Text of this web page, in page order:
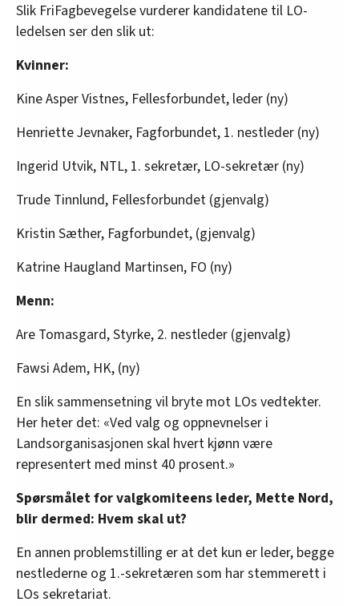
Slik FriFagbevegelse vurderer kandidatene til LO-
ledelsen ser den slik ut:
Kvinner:
Kine Asper Vistnes, Fellesforbundet, leder (ny)
Henriette Jevnaker, Fagforbundet, 1. nestleder (ny)
Ingerid Utvik, NTL, 1. sekretær, LO-sekretær (ny)
Trude Tinnlund, Fellesforbundet (gjenvalg)
Kristin Sæther, Fagforbundet, (gjenvalg)
Katrine Haugland Martinsen, FO (ny)
Menn:
Are Tomasgard, Styrke, 2. nestleder (gjenvalg)
Fawsi Adem, HK, (ny)
En slik sammensetning vil bryte mot LOs vedtekter.
Her heter det: «Ved valg og oppnevnelser i
Landsorganisasjonen skal hvert kjønn være
representert med minst 40 prosent.»
Spørsmålet for valgkomiteens leder, Mette Nord,
blir dermed: Hvem skal ut?
En annen problemstilling er at det kun er leder, begge
nestlederne og 1.-sekretæren som har stemmerett i
LOs sekretariat.